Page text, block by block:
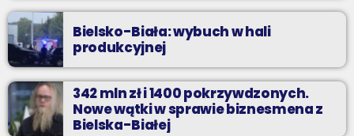
Bielsko-Biała: wybuch w hali
produkcyjnej
342 mln zł i 1400 pokrzywdzonych.
Nowe wątki w sprawie biznesmena z
Bielska-Białej